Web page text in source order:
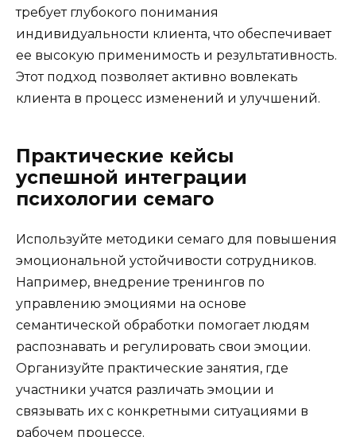
требует глубокого понимания
индивидуальности клиента, что обеспечивает
ее высокую применимость и результативность.
Этот подход позволяет активно вовлекать
клиента в процесс изменений и улучшений.
Практические кейсы
успешной интеграции
психологии семаго
Используйте методики семаго для повышения
эмоциональной устойчивости сотрудников.
Например, внедрение тренингов по
управлению эмоциями на основе
семантической обработки помогает людям
распознавать и регулировать свои эмоции.
Организуйте практические занятия, где
участники учатся различать эмоции и
связывать их с конкретными ситуациями в
рабочем процессе.